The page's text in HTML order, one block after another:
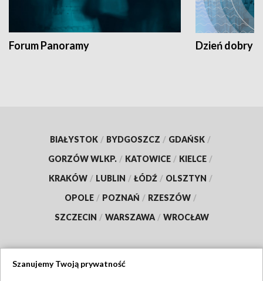
Forum Panoramy Dzień dobry
BIAŁYSTOK / BYDGOSZCZ / GDAŃSK /
GORZÓW WLKP. / KATOWICE / KIELCE /
KRAKÓW / LUBLIN / ŁÓDŹ / OLSZTYN /
OPOLE / POZNAŃ / RZESZÓW /
SZCZECIN / WARSZAWA / WROCŁAW
Szanujemy Twoją prywatność